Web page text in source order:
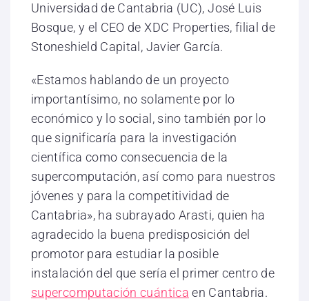
Universidad de Cantabria (UC), José Luis
Bosque, y el CEO de XDC Properties, filial de
Stoneshield Capital, Javier García.
«Estamos hablando de un proyecto
importantísimo, no solamente por lo
económico y lo social, sino también por lo
que significaría para la investigación
científica como consecuencia de la
supercomputación, así como para nuestros
jóvenes y para la competitividad de
Cantabria», ha subrayado Arasti, quien ha
agradecido la buena predisposición del
promotor para estudiar la posible
instalación del que sería el primer centro de
supercomputación cuántica en Cantabria.